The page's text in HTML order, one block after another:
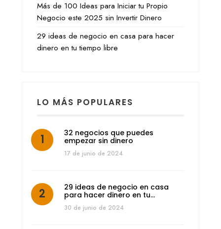
Más de 100 Ideas para Iniciar tu Propio
Negocio este 2025 sin Invertir Dinero
29 ideas de negocio en casa para hacer
dinero en tu tiempo libre
LO MÁS POPULARES
32 negocios que puedes
empezar sin dinero
17 de junio de 2024
29 ideas de negocio en casa
para hacer dinero en tu…
30 de junio de 2024